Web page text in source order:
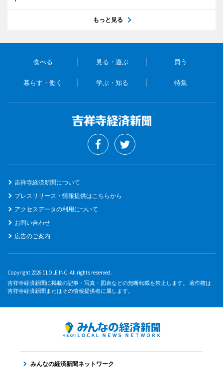
もっと見る
食べる 見る・遊ぶ 買う
暮らす・働く 学ぶ・知る 特集
吉祥寺経済新聞について
プレスリリース・情報提供はこちらから
アクセスデータの利用について
お問い合わせ
広告のご案内
Copyright 2026 CLOLE INC. All rights reserved.
吉祥寺経済新聞に掲載の記事・写真・図表などの無断転載を禁止します。 著作権は
吉祥寺経済新聞またはその情報提供者に属します。
みんなの経済新聞ネットワーク